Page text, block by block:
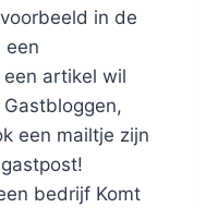
in de
een
artikel wil
een mailtje zijn
bedrijf Komt